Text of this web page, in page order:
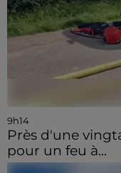
9h14
Près d'une
pour un feu à...